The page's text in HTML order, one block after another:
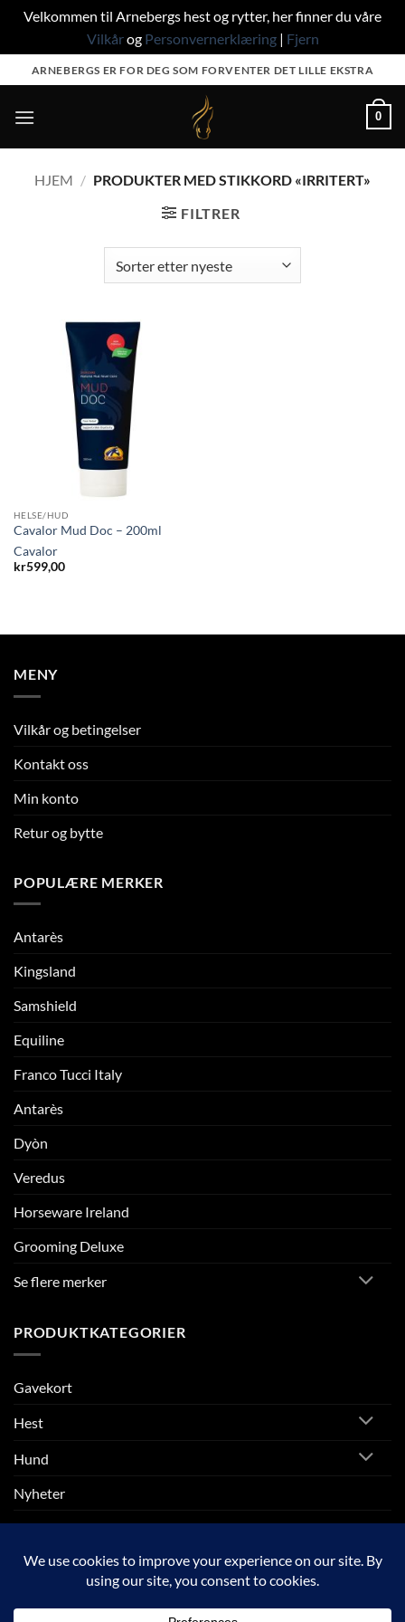
Velkommen til Arnebergs hest og rytter, her finner du våre
Vilkårog Personvernerklæring| Fjern
to
content
ARNEBERGS ER FOR DEG SOM FORVENTER DET LILLE EKSTRA
0
HJEM / PRODUKTER MED STIKKORD «IRRITERT»
FILTRER
HELSE/HUD
Cavalor Mud Doc – 200ml
Cavalor
kr599,00
MENY
Vilkår og betingelser
Kontakt oss
Min konto
Retur og bytte
POPULÆRE MERKER
Antarès
Kingsland
Samshield
Equiline
Franco Tucci Italy
Antarès
Dyòn
Veredus
Horseware Ireland
Grooming Deluxe
Se flere merker
PRODUKTKATEGORIER
Gavekort
Hest
Hund
Nyheter
Rytter
SALG